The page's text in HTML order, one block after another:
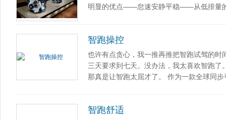
明显的优点——怠速安静平稳——从低排量
智跑操控
也许有点贪心，我一推再推把智跑试驾的
三天要求到七天。没办法，我太喜欢智跑
那真是让智跑太屈才了。 作为一款全球同步
智跑舒适